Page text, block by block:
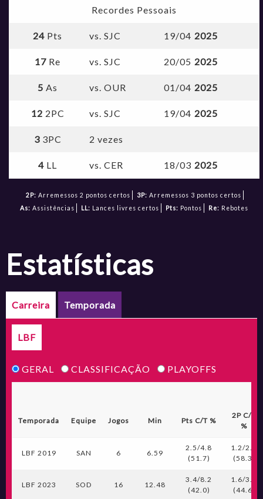
Recordes Pessoais
24 Pts vs. SJC 19/04 2025
17 Re vs. SJC 20/05 2025
5As vs. OUR 01/04 2025
12 2PC vs. SJC 19/04 2025
3 3PC 2 vezes
4 LL vs. CER 18/03 2025
2P: Arremessos 2 pontos certos 3P: Arremessos 3 pontos certos
As: Assistências LL: Lances livres certos Pts: Pontos Re: Rebotes
estatísticas
Carreira Temporada
LBF
GERAL CLASSIFICAÇÃO PLAYOFFS
Temporada Equipe Jogos Min Pts C/T %
2P C/T
%
LBF 2019 SAN 6 6.59
2.5/4.8
(51.7)
1.2/2.0
(58.3)
LBF 2023 SOD 16 12.48
3.4/8.2
(42.0)
1.6/3.5
(44.6)